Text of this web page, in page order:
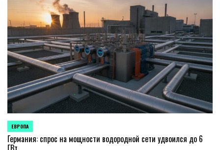
ОПУБЛИКОВАНО
В
ЕВРОПА
Германия: спрос на мощности водородной сети удвоился до 6